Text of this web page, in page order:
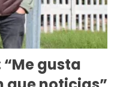
gusta